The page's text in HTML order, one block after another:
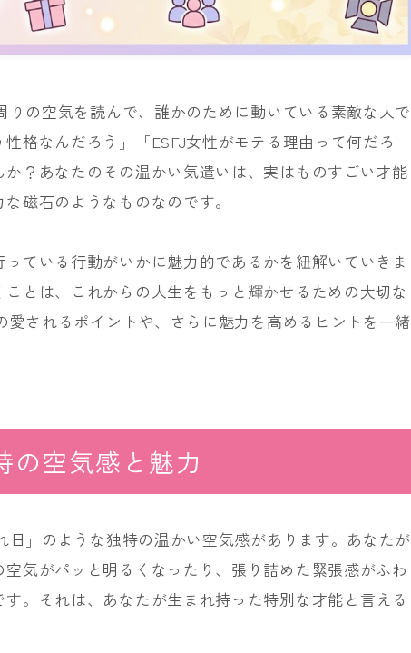
りの空気を読んで、誰かのために動いている素敵な人で
格なんだろう」「ESFJ女性がモテる理由って何だろ
？あなたのその温かい気遣いは、実はものすごい才能
磁石のようなものなのです。
ている行動がいかに魅力的であるかを紐解いていきま
とは、これからの人生をもっと輝かせるための大切な
愛されるポイントや、さらに魅力を高めるヒントを一緒
の空気感と魅力
日」のような独特の温かい空気感があります。あなたが
気がパッと明るくなったり、張り詰めた緊張感がふわ
。それは、あなたが生まれ持った特別な才能と言える